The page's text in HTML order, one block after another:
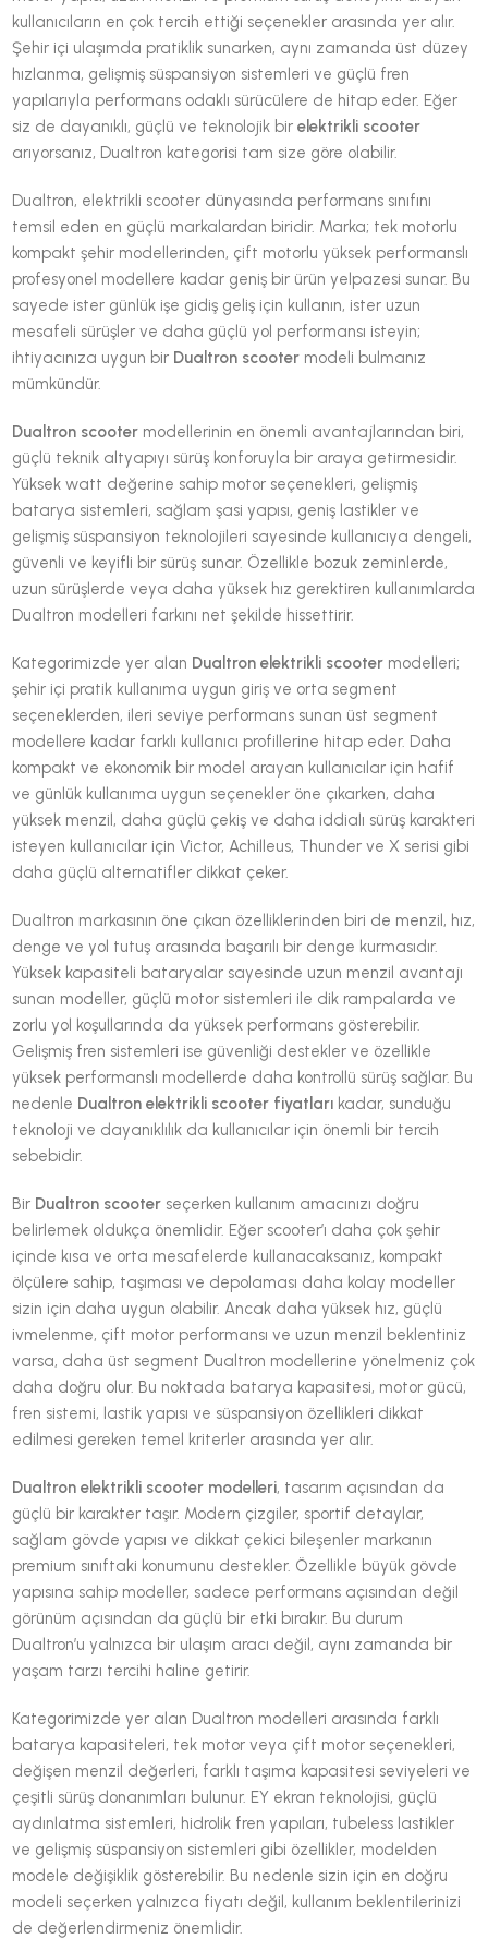
kullanıcıların en çok tercih ettiği seçenekler arasında yer alır.
Şehir içi ulaşımda pratiklik sunarken, aynı zamanda üst düzey
hızlanma, gelişmiş süspansiyon sistemleri ve güçlü fren
yapılarıyla performans odaklı sürücülere de hitap eder. Eğer
siz de dayanıklı, güçlü ve teknolojik birelektrikli scooter
arıyorsanız, Dualtron kategorisi tam size göre olabilir.
Dualtron, elektrikli scooter dünyasında performans sınıfını
temsil eden en güçlü markalardan biridir. Marka; tek motorlu
kompakt şehir modellerinden, çift motorlu yüksek performanslı
profesyonel modellere kadar geniş bir ürün yelpazesi sunar. Bu
sayede ister günlük işe gidiş geliş için kullanın, ister uzun
mesafeli sürüşler ve daha güçlü yol performansı isteyin;
ihtiyacınıza uygun bir Dualtron scooter modeli bulmanız
mümkündür.
Dualtron scooter modellerinin en önemli avantajlarından biri,
güçlü teknik altyapıyı sürüş konforuyla bir araya getirmesidir.
Yüksek watt değerine sahip motor seçenekleri, gelişmiş
batarya sistemleri, sağlam şasi yapısı, geniş lastikler ve
gelişmiş süspansiyon teknolojileri sayesinde kullanıcıya dengeli,
güvenli ve keyifli bir sürüş sunar. Özellikle bozuk zeminlerde,
uzun sürüşlerde veya daha yüksek hız gerektiren kullanımlarda
Dualtron modelleri farkını net şekilde hissettirir.
Kategorimizde yer alan Dualtron elektrikli scooter modelleri;
şehir içi pratik kullanıma uygun giriş ve orta segment
seçeneklerden, ileri seviye performans sunan üst segment
modellere kadar farklı kullanıcı profillerine hitap eder. Daha
kompakt ve ekonomik bir model arayan kullanıcılar için hafif
ve günlük kullanıma uygun seçenekler öne çıkarken, daha
yüksek menzil, daha güçlü çekiş ve daha iddialı sürüş karakteri
isteyen kullanıcılar için Victor, Achilleus, Thunder ve X serisi gibi
daha güçlü alternatifler dikkat çeker.
Dualtron markasının öne çıkan özelliklerinden biri de menzil, hız,
denge ve yol tutuş arasında başarılı bir denge kurmasıdır.
Yüksek kapasiteli bataryalar sayesinde uzun menzil avantajı
sunan modeller, güçlü motor sistemleri ile dik rampalarda ve
zorlu yol koşullarında da yüksek performans gösterebilir.
Gelişmiş fren sistemleri ise güvenliği destekler ve özellikle
yüksek performanslı modellerde daha kontrollü sürüş sağlar. Bu
nedenle Dualtron elektrikli scooter fiyatları kadar, sunduğu
teknoloji ve dayanıklılık da kullanıcılar için önemli bir tercih
sebebidir.
Bir Dualtron scooter seçerken kullanım amacınızı doğru
belirlemek oldukça önemlidir. Eğer scooter’ı daha çok şehir
içinde kısa ve orta mesafelerde kullanacaksanız, kompakt
ölçülere sahip, taşıması ve depolaması daha kolay modeller
sizin için daha uygun olabilir. Ancak daha yüksek hız, güçlü
ivmelenme, çift motor performansı ve uzun menzil beklentiniz
varsa, daha üst segment Dualtron modellerine yönelmeniz çok
daha doğru olur. Bu noktada batarya kapasitesi, motor gücü,
fren sistemi, lastik yapısı ve süspansiyon özellikleri dikkat
edilmesi gereken temel kriterler arasında yer alır.
Dualtron elektrikli scooter modelleri, tasarım açısından da
güçlü bir karakter taşır. Modern çizgiler, sportif detaylar,
sağlam gövde yapısı ve dikkat çekici bileşenler markanın
premium sınıftaki konumunu destekler. Özellikle büyük gövde
yapısına sahip modeller, sadece performans açısından değil
görünüm açısından da güçlü bir etki bırakır. Bu durum
Dualtron’u yalnızca bir ulaşım aracı değil, aynı zamanda bir
yaşam tarzı tercihi haline getirir.
Kategorimizde yer alan Dualtron modelleri arasında farklı
batarya kapasiteleri, tek motor veya çift motor seçenekleri,
değişen menzil değerleri, farklı taşıma kapasitesi seviyeleri ve
çeşitli sürüş donanımları bulunur. EY ekran teknolojisi, güçlü
aydınlatma sistemleri, hidrolik fren yapıları, tubeless lastikler
ve gelişmiş süspansiyon sistemleri gibi özellikler, modelden
modele değişiklik gösterebilir. Bu nedenle sizin için en doğru
modeli seçerken yalnızca fiyatı değil, kullanım beklentilerinizi
de değerlendirmeniz önemlidir.